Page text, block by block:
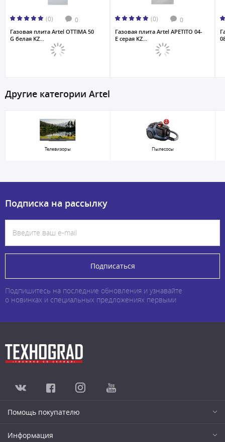
(0) 0
Газовая плита Artel OTTIMA 50
G белая KZ...
(0) 0
Газовая плита Artel APETITO 04-
E серая KZ...
Другие категории Artel
Телевизоры Пылесосы
Подписка на рассылку
Подписаться
Подпишитесь на последние обновления и узнавайте
о новинках и специальных предложениях первыми
Помощь покупателю
Информация